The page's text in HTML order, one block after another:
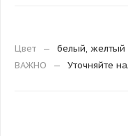
Цвет —
белый, желтый
ВАЖНО
— Уточняйте